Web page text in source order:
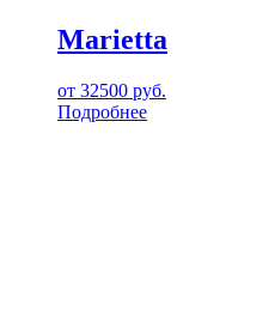
Marietta
от 32500 руб.
Подробнее